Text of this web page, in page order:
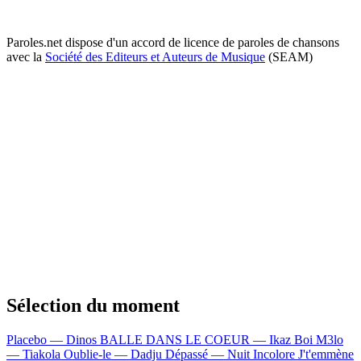
Paroles.net dispose d'un accord de licence de paroles de chansons
avec la Société des Editeurs et Auteurs de Musique (SEAM)
Sélection du moment
Placebo — Dinos BALLE DANS LE COEUR — Ikaz Boi M3lo
— Tiakola Oublie-le — Dadju Dépassé — Nuit Incolore J't'emmène